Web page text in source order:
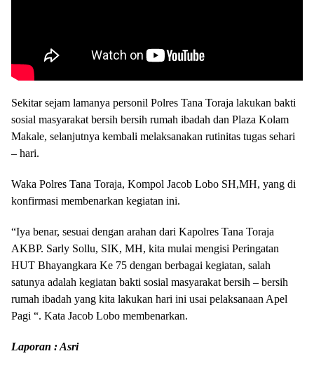
Sekitar sejam lamanya personil Polres Tana Toraja lakukan bakti
sosial masyarakat bersih bersih rumah ibadah dan Plaza Kolam
Makale, selanjutnya kembali melaksanakan rutinitas tugas sehari
– hari.
Waka Polres Tana Toraja, Kompol Jacob Lobo SH,MH, yang di
konfirmasi membenarkan kegiatan ini.
“Iya benar, sesuai dengan arahan dari Kapolres Tana Toraja
AKBP. Sarly Sollu, SIK, MH, kita mulai mengisi Peringatan
HUT Bhayangkara Ke 75 dengan berbagai kegiatan, salah
satunya adalah kegiatan bakti sosial masyarakat bersih – bersih
rumah ibadah yang kita lakukan hari ini usai pelaksanaan Apel
Pagi “. Kata Jacob Lobo membenarkan.
Laporan : Asri